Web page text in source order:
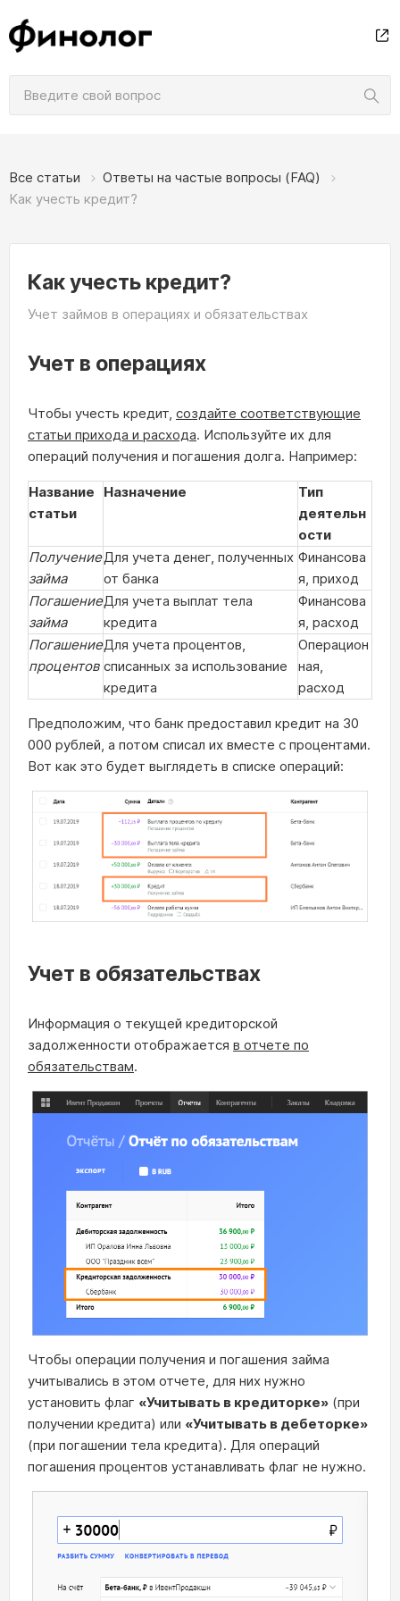
Все статьи
Ответы на частые вопросы (FAQ)
Как учесть кредит?
Как учесть кредит?
Учет займов в операциях и обязательствах
Учет в операциях
Чтобы учесть кредит, создайте соответствующие
статьи прихода и расхода. Используйте их для
операций получения и погашения долга. Например:
Название
статьи
Назначение
Тип
деятельн
ости
Получение
займа
Для учета денег, полученных
от банка
Финансова
я, приход
Погашение
займа
Для учета выплат тела
кредита
Финансова
я, расход
Погашение
процентов
Для учета процентов,
списанных за использование
кредита
Операцион
ная,
расход
Предположим, что банк предоставил кредит на 30
000 рублей, а потом списал их вместе с процентами.
Вот как это будет выглядеть в списке операций:
Учет в обязательствах
Информация о текущей кредиторской
задолженности отображается в отчете по
обязательствам.
Чтобы операции получения и погашения займа
учитывались в этом отчете, для них нужно
установить флаг «Учитывать в кредиторке» (при
получении кредита) или «Учитывать в дебеторке»
(при погашении тела кредита). Для операций
погашения процентов устанавливать флаг не нужно.